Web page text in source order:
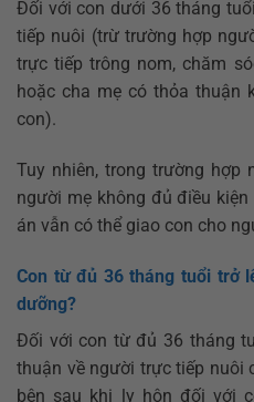
Đối với con dưới 36 tháng
tiếp nuôi (trừ trường hợp
trực tiếp trông nom, chăm
hoặc cha mẹ có thỏa thuận
con).
Tuy nhiên, trong trường
người mẹ không đủ điều
án vẫn có thể giao con cho
Con từ đủ 36 tháng tuổi trở
dưỡng?
Đối với con từ đủ 36 tháng
thuận về người trực tiếp nuôi
bên sau khi ly hôn đối với